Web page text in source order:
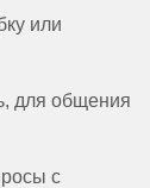
или
для общения
с